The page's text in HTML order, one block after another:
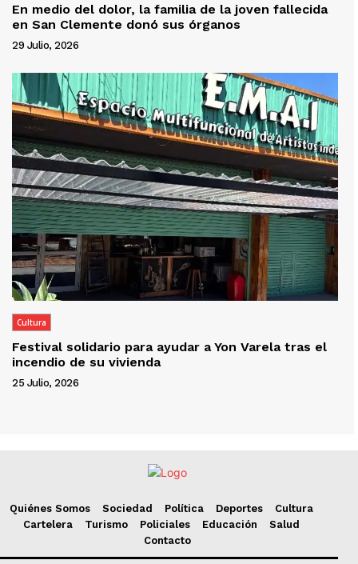
En medio del dolor, la familia de la joven fallecida
en San Clemente donó sus órganos
29 Julio, 2026
Cultura
Festival solidario para ayudar a Yon Varela tras el
incendio de su vivienda
25 Julio, 2026
Quiénes Somos Sociedad Política Deportes
Cultura
Cartelera
Turismo Policiales Educación
Salud
Contacto